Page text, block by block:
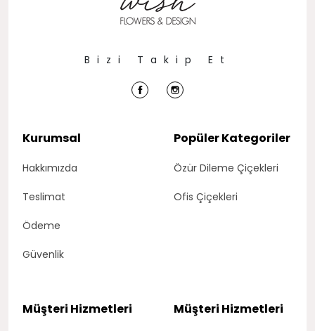
Kurumsal
Hakkımızda
Teslimat
Ödeme
Güvenlik
Popüler Kategoriler
Özür Dileme Çiçekleri
Ofis Çiçekleri
Bizi Takip Et
Müşteri Hizmetleri Müşteri Hizmetleri